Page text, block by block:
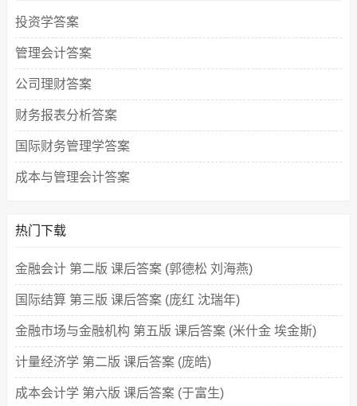
投资学答案
管理会计答案
公司理财答案
财务报表分析答案
国际财务管理学答案
成本与管理会计答案
热门下载
金融会计 第二版 课后答案 (郭德松 刘海燕)
国际结算 第三版 课后答案 (庞红 沈瑞年)
金融市场与金融机构 第五版 课后答案 (米什金 埃金斯)
计量经济学 第二版 课后答案 (庞皓)
成本会计学 第六版 课后答案 (于富生)